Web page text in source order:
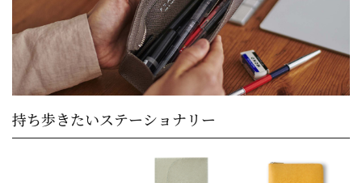
meeting_room person 新規会員登録
favorite お気に入りを見る shopping_cart カートの中身
カテゴリーから探す
新着商品
持ち歩きたいステーショナリー